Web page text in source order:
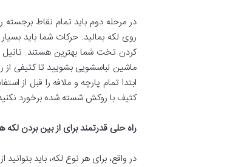
در مرحله دوم باید تمام نقاط
روی لکه بمالید. حرکات شما باید
کردن تخت شما بهترین هستند.
ماشین لباسشویی بشویید تا
ابتدا تمام پارچه و ملافه را قبل
کثیف با روکش شسته شده برخورد
راه حلی قدرتمند برای از بین بردن لکه
در واقع، برای هر نوع لکه، باید